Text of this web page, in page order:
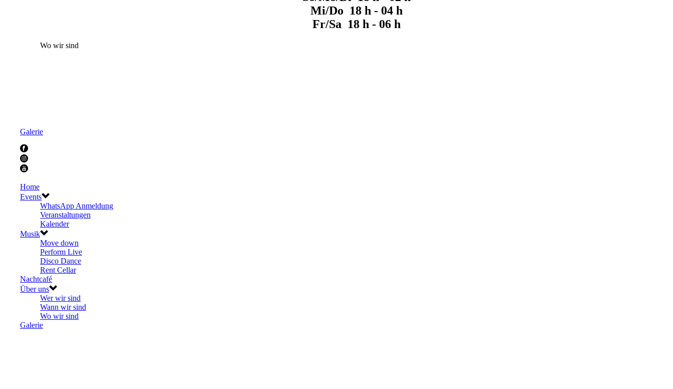
Mi/Do 18 h - 04 h
Fr/Sa 18 h - 06 h
Wo wir sind
Galerie
Home
Events
WhatsApp Anmeldung
Veranstaltungen
Kalender
Musik
Move down
Perform Live
Disco Dance
Rent Cellar
Nachtcafé
Über uns
Wer wir sind
Wann wir sind
Wo wir sind
Galerie